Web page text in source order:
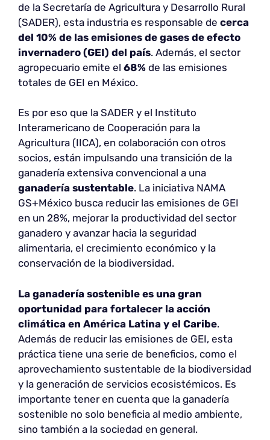
de la Secretaría de Agricultura y Desarrollo Rural
(SADER), esta industria es responsable de cerca
del 10% de las emisiones de gases de efecto
invernadero (GEI) del país. Además, el sector
agropecuario emite el 68% de las emisiones
totales de GEI en México.
Es por eso que la SADER y el Instituto
Interamericano de Cooperación para la
Agricultura (IICA), en colaboración con otros
socios, están impulsando una transición de la
ganadería extensiva convencional a una
ganadería sustentable. La iniciativa NAMA
GS+México busca reducir las emisiones de GEI
en un 28%, mejorar la productividad del sector
ganadero y avanzar hacia la seguridad
alimentaria, el crecimiento económico y la
conservación de la biodiversidad.
La ganadería sostenible es una gran
oportunidad para fortalecer la acción
climática en América Latina y el Caribe.
Además de reducir las emisiones de GEI, esta
práctica tiene una serie de beneficios, como el
aprovechamiento sustentable de la biodiversidad
y la generación de servicios ecosistémicos. Es
importante tener en cuenta que la ganadería
sostenible no solo beneficia al medio ambiente,
sino también a la sociedad en general.